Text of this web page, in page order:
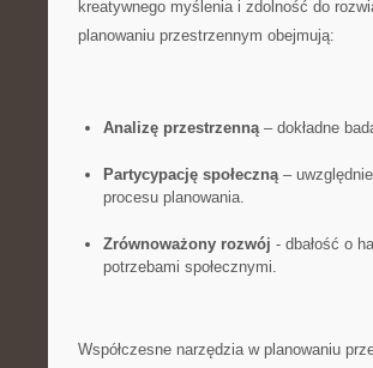
kreatywnego myślenia i zdolność do
planowaniu przestrzennym obejmują:
Analizę przestrzenną– dokładne
Partycypację społeczną–
procesu‌ planowania.
Zrównoważony rozwój -⁢ dbałość o
potrzebami społecznymi.
Współczesne narzędzia w planowaniu